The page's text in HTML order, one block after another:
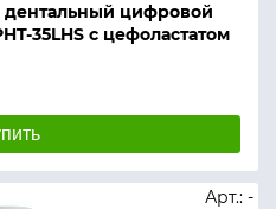
дентальный цифровой
35LHS c цефоластатом
Арт.: -